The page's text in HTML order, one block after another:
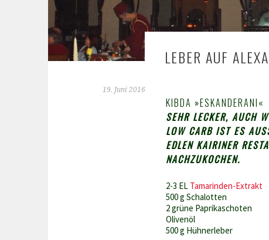
LEBER AUF
19. Juni 2016
KIBDA »ESKANDERANI«
SEHR LECKER, AUCH
LOW CARB IST ES
DLEN KAIRINER
ACHZUKOCHEN.
2-3 EL Tamarinden-Extrakt
500 g Schalotten
2 grüne Paprikaschoten
Olivenöl
500 g Hühnerleber